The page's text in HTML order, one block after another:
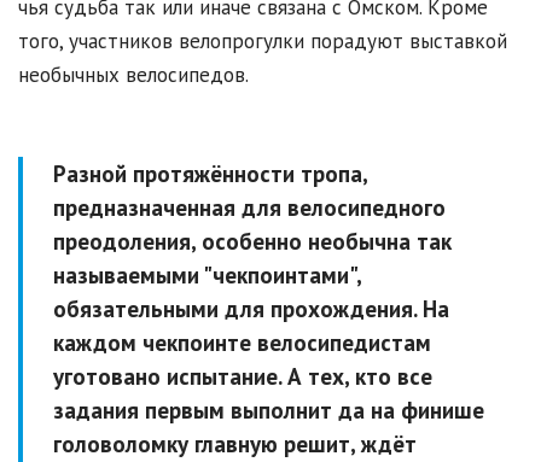
чья судьба так или иначе связана с Омском. Кроме
того, участников велопрогулки порадуют выставкой
необычных велосипедов.
Разной протяжённости тропа,
предназначенная для велосипедного
преодоления, особенно необычна так
называемыми "чекпоинтами",
обязательными для прохождения. На
каждом чекпоинте велосипедистам
уготовано испытание. А тех, кто все
задания первым выполнит да на финише
головоломку главную решит, ждёт